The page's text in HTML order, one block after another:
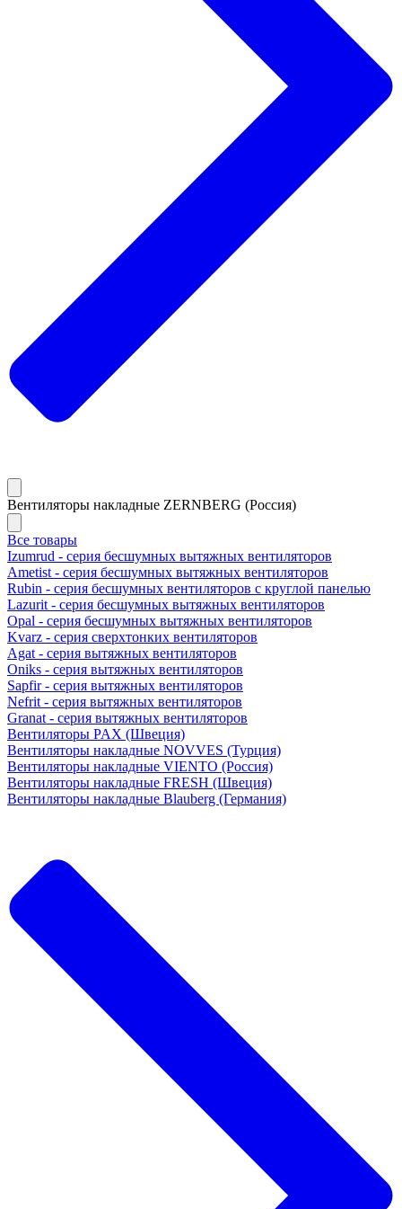
Вентиляторы накладные ZERNBERG (Россия)
Все товары
Izumrud - серия бесшумных вытяжных вентиляторов
Ametist - серия бесшумных вытяжных вентиляторов
Rubin - серия бесшумных вентиляторов с круглой панелью
Lazurit - серия бесшумных вытяжных вентиляторов
Opal - серия бесшумных вытяжных вентиляторов
Kvarz - серия сверхтонких вентиляторов
Agat - серия вытяжных вентиляторов
Oniks - серия вытяжных вентиляторов
Sapfir - серия вытяжных вентиляторов
Nefrit - серия вытяжных вентиляторов
Granat - серия вытяжных вентиляторов
Вентиляторы PAX (Швеция)
Вентиляторы накладные NOVVES (Турция)
Вентиляторы накладные VIENTO (Россия)
Вентиляторы накладные FRESH (Швеция)
Вентиляторы накладные Blauberg (Германия)